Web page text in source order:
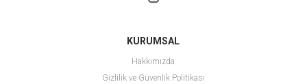
KURUMSAL
Hakkımızda
Gizlilik ve Güvenlik Politikası